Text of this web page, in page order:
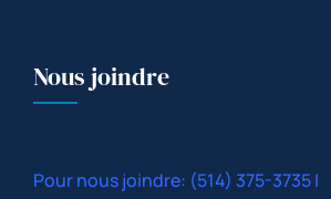
Nous joindre
Pour nous joindre: (514) 375-3735 |